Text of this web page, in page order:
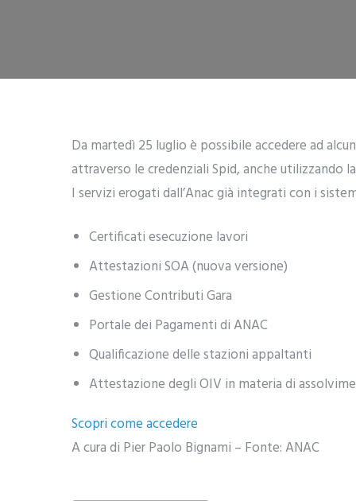
Da martedì 25 luglio è possibile accedere ad
attraverso le credenziali Spid, anche utilizzando
I servizi erogati dall’Anac già integrati con i
Certificati esecuzione lavori
Attestazioni SOA (nuova versione)
Gestione Contributi Gara
Portale dei Pagamenti di ANAC
Qualificazione delle stazioni appaltanti
Attestazione degli OIV in materia di
Scopri come accedere
A cura di Pier Paolo Bignami – Fonte: ANAC